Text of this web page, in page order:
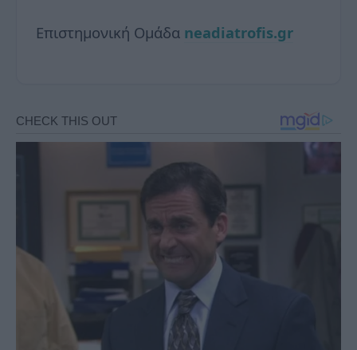
Επιστημονική Ομάδα neadiatrofis.gr